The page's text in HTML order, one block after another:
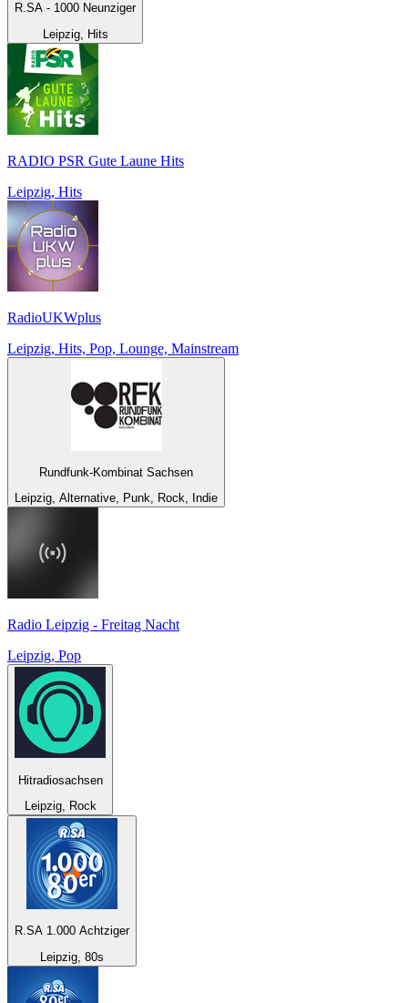
R.SA - 1000 Neunziger
Leipzig, Hits
RADIO PSR Gute Laune Hits
Leipzig, Hits
RadioUKWplus
Leipzig, Hits, Pop, Lounge, Mainstream
Rundfunk-Kombinat Sachsen
Leipzig, Alternative, Punk, Rock, Indie
Radio Leipzig - Freitag Nacht
Leipzig, Pop
Hitradiosachsen
Leipzig, Rock
R.SA 1.000 Achtziger
Leipzig, 80s